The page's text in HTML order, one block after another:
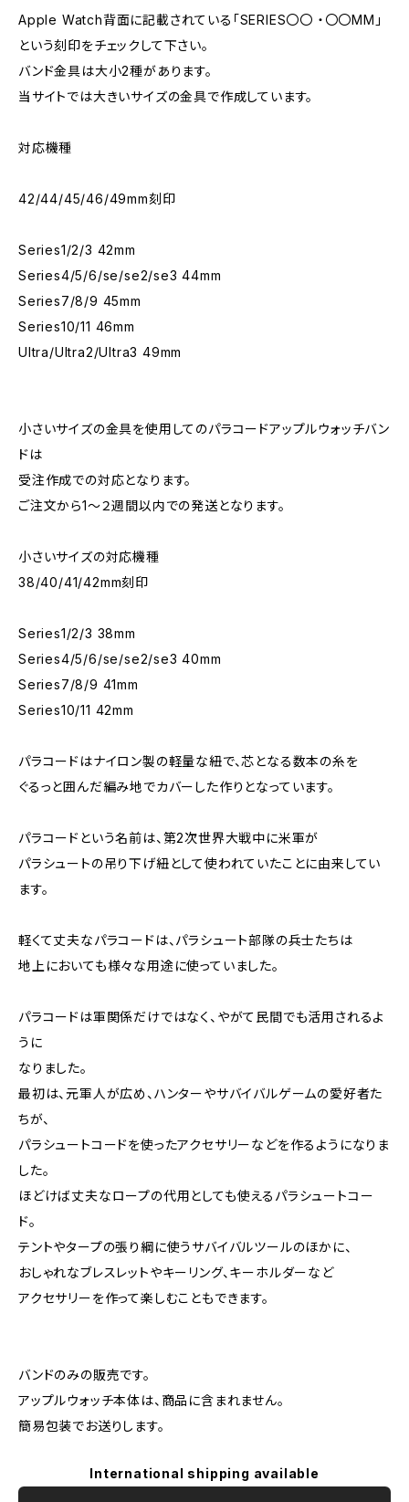
Apple Watch背面に記載されている「SERIES〇〇 ・〇〇MM」
という刻印をチェックして下さい。
バンド金具は大小2種があります。
当サイトでは大きいサイズの金具で作成しています。
対応機種
42/44/45/46/49mm刻印
Series1/2/3 42mm
Series4/5/6/se/se2/se3 44mm
Series7/8/9 45mm
Series10/11 46mm
Ultra/Ultra2/Ultra3 49mm
小さいサイズの金具を使用してのパラコードアップルウォッチバン
ドは
受注作成での対応となります。
ご注文から1〜２週間以内での発送となります。
小さいサイズの対応機種
38/40/41/42mm刻印
Series1/2/3 38mm
Series4/5/6/se/se2/se3 40mm
Series7/8/9 41mm
Series10/11 42mm
パラコードはナイロン製の軽量な紐で、芯となる数本の糸を
ぐるっと囲んだ編み地でカバーした作りとなっています。
パラコードという名前は、第2次世界大戦中に米軍が
パラシュートの吊り下げ紐として使われていたことに由来してい
ます。
軽くて丈夫なパラコードは、パラシュート部隊の兵士たちは
地上においても様々な用途に使っていました。
パラコードは軍関係だけではなく、やがて民間でも活用されるよ
うに
なりました。
最初は、元軍人が広め、ハンターやサバイバルゲームの愛好者た
ちが、
パラシュートコードを使ったアクセサリーなどを作るようになりま
した。
ほどけば丈夫なロープの代用としても使えるパラシュートコー
ド。
テントやタープの張り綱に使うサバイバルツールのほかに、
おしゃれなブレスレットやキーリング、キーホルダーなど
アクセサリーを作って楽しむこともできます。
バンドのみの販売です。
アップルウォッチ本体は、商品に含まれません。
簡易包装でお送りします。
International shipping available